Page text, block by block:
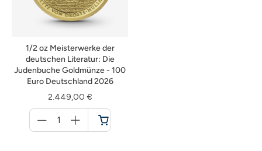
1/2 oz Meisterwerke der
deutschen Literatur: Die
Judenbuche Goldmünze - 100
Euro Deutschland 2026
2.449,00 €
für
Warenkorb